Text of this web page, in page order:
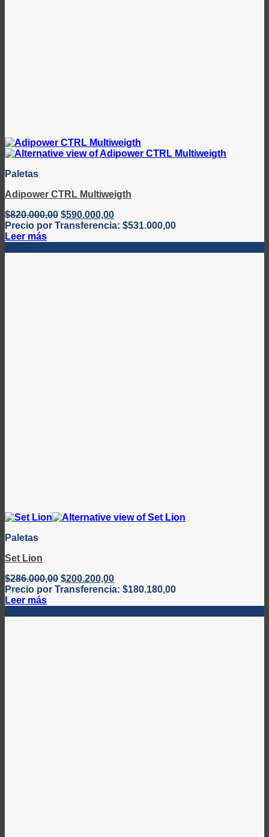
Paletas
Adipower CTRL Multiweigth
$820.000,00 El
precio
$590.000,00El
precio
Precio por Transferencia: $531.000,00
Leer más
Paletas
Set Lion
$286.000,00 El
precio
$200.200,00El
precio
Precio por Transferencia: $180.180,00
Leer más